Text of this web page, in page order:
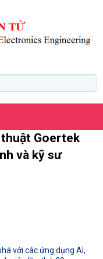
thuật Goertek
và kỹ sư
với các ứng dụng AI,